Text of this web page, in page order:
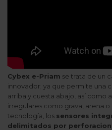
Cybex e-Priam se trata de un
innovador; ya que permite una
arriba y cuesta abajo, así como
irregulares como grava, arena o
tecnología, los sensores
delimitados por